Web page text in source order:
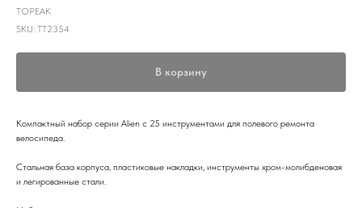
TOPEAK
SKU: TT2354
В корзину
Компактный набор серии Alien с 25 инструментами для полевого ремонта
велосипеда.
Стальная база корпуса, пластиковые накладки, инструменты хром-молибденовая
и легированные стали.